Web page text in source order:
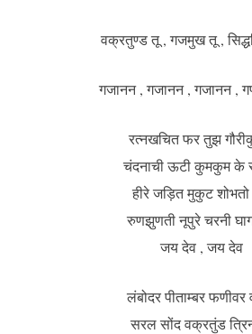
वक्रतुण्ड तू , गजमुख तू ,
गजानन , गजानन , गजानन ,
रत्नखचित फर तुझ
चंदनाची ऊटी कुमकुम के
हीरे जड़ित मुकुट शोभतो
रुणझुणती नूपुरे चरनी
जय देव , जय देव
लंबोदर पीताम्बर फणीवर
सरल सोंद वक्रतुंड